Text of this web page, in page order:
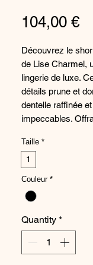
104,00 €
Découvrez le
de Lise Charmel,
lingerie de luxe.
détails prune et
dentelle raffinée
impeccables.
pour se sentir
quotidien.
shorty de qualité
sublimer votre
raffinement.
Composition :
Taille *
1
Couleur *
Quantity *